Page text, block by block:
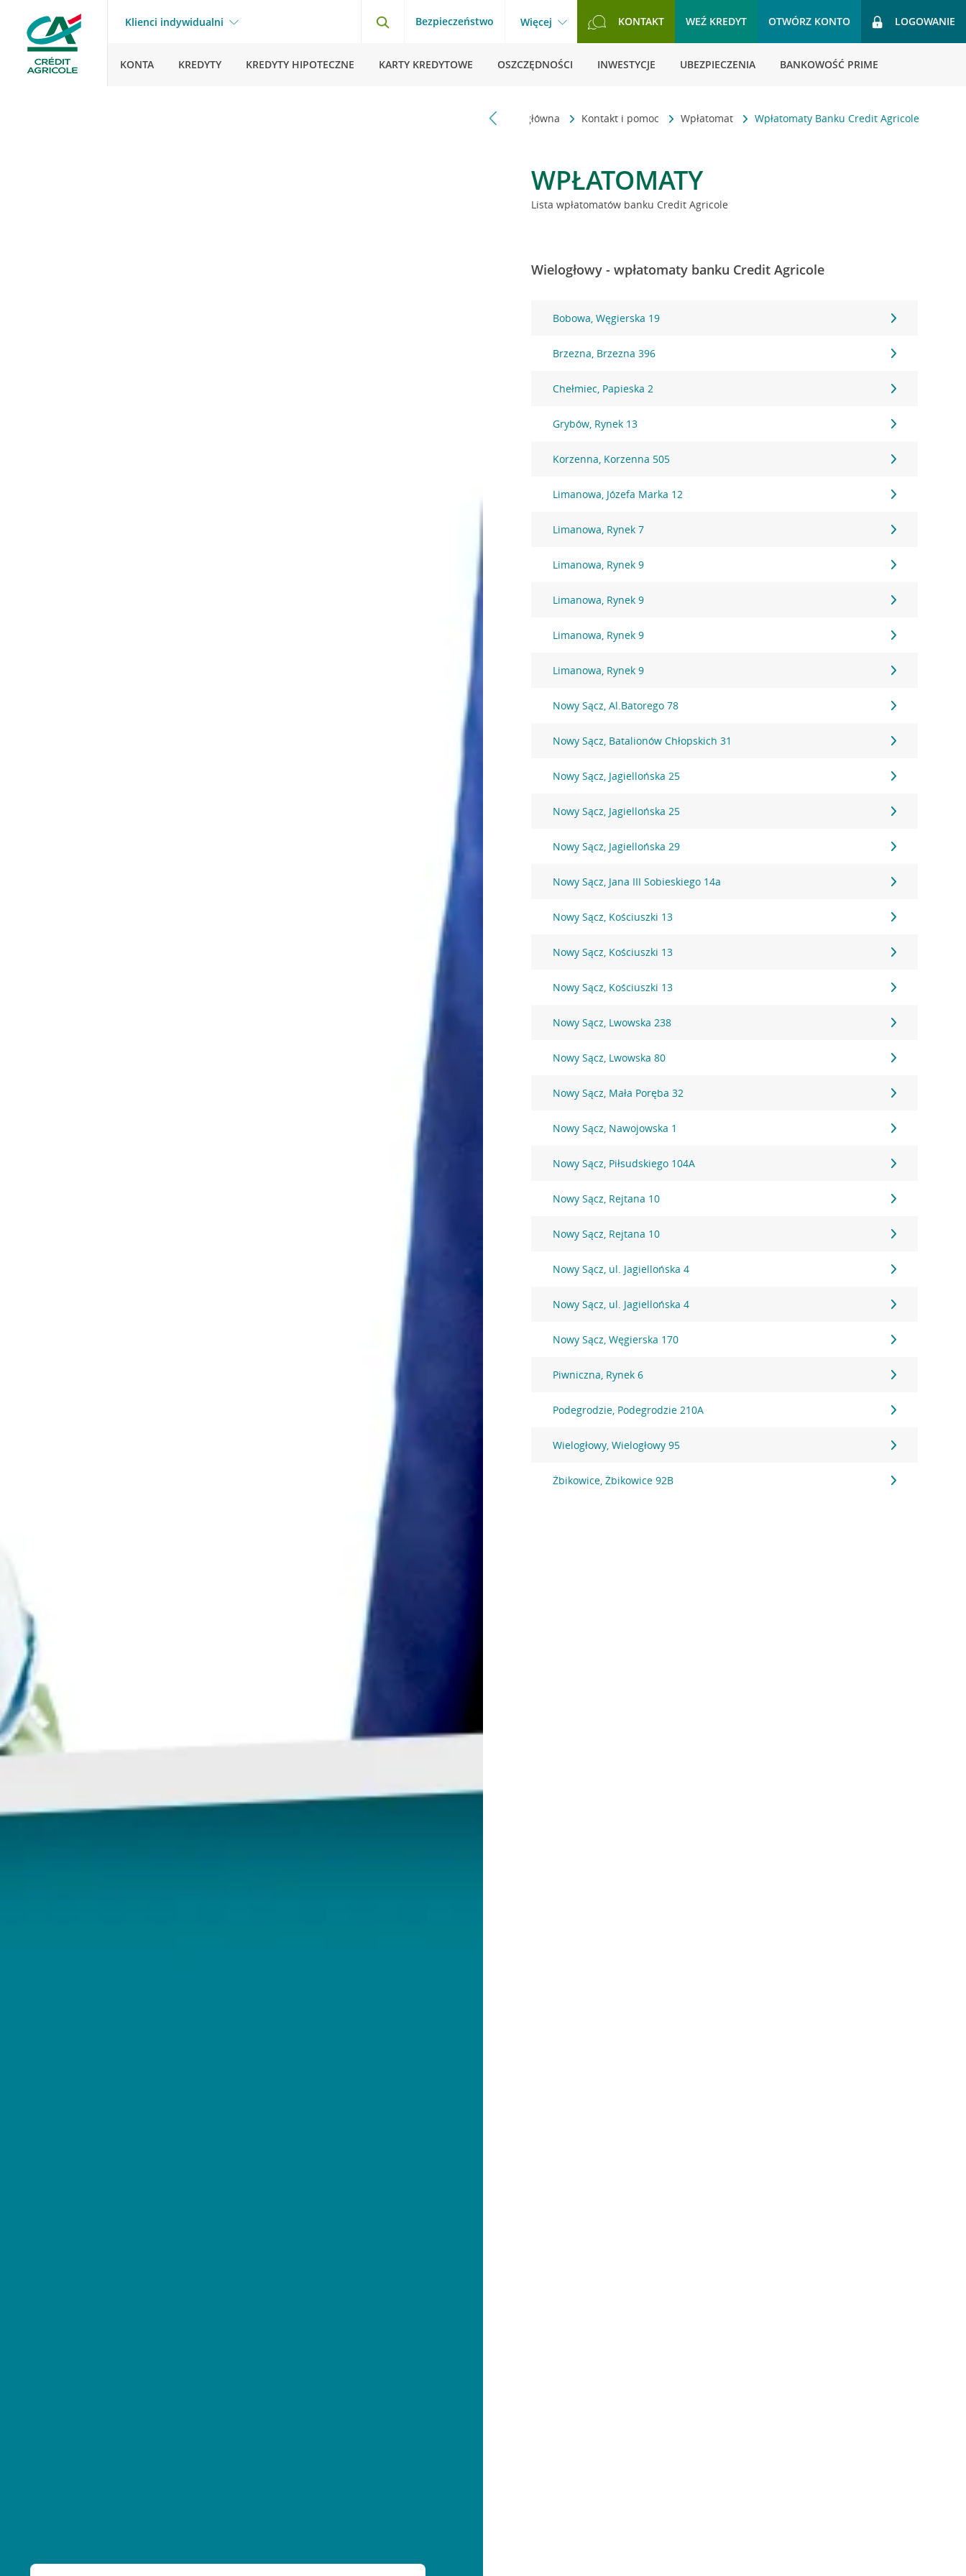
Klienci indywidualni Bezpieczeństwo Więcej KONTAKT WEŹ KREDYT OTWÓRZ KONTO LOGOWANIE
KONTA KREDYTY KREDYTY HIPOTECZNE KARTY KREDYTOWE OSZCZĘDNOŚCI INWESTYCJE UBEZPIECZENIA BANKOWOŚĆ PRIME
Strona główna Kontakt i pomoc Wpłatomat Wpłatomaty Banku Credit Agricole
WPŁATOMATY
Lista wpłatomatów banku Credit Agricole
Wielogłowy - wpłatomaty banku Credit Agricole
Bobowa, Węgierska 19
Brzezna, Brzezna 396
Chełmiec, Papieska 2
Grybów, Rynek 13
Korzenna, Korzenna 505
Limanowa, Józefa Marka 12
Limanowa, Rynek 7
Limanowa, Rynek 9
Limanowa, Rynek 9
Limanowa, Rynek 9
Limanowa, Rynek 9
Nowy Sącz, Al.Batorego 78
Nowy Sącz, Batalionów Chłopskich 31
Nowy Sącz, Jagiellońska 25
Nowy Sącz, Jagiellońska 25
Nowy Sącz, Jagiellońska 29
Nowy Sącz, Jana III Sobieskiego 14a
Nowy Sącz, Kościuszki 13
Nowy Sącz, Kościuszki 13
Nowy Sącz, Kościuszki 13
Nowy Sącz, Lwowska 238
Nowy Sącz, Lwowska 80
Nowy Sącz, Mała Poręba 32
Nowy Sącz, Nawojowska 1
Nowy Sącz, Piłsudskiego 104A
Nowy Sącz, Rejtana 10
Nowy Sącz, Rejtana 10
Nowy Sącz, ul. Jagiellońska 4
Nowy Sącz, ul. Jagiellońska 4
Nowy Sącz, Węgierska 170
Piwniczna, Rynek 6
Podegrodzie, Podegrodzie 210A
Wielogłowy, Wielogłowy 95
Żbikowice, Żbikowice 92B